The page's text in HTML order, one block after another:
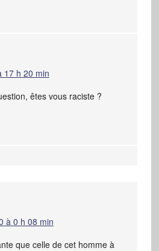
17 h 20 min
êtes vous raciste ?
à 0 h 08 min
que celle de cet homme à